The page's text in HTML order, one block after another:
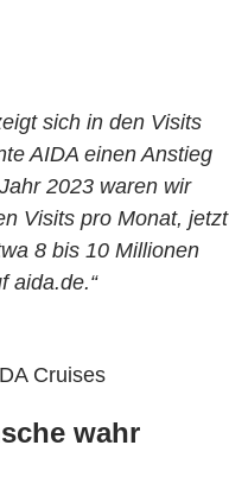
sich in den Visits
AIDA einen Anstieg
2023 waren wir
Visits pro Monat, jetzt
8 bis 10 Millionen
aida.de.“
Cruises
wahr